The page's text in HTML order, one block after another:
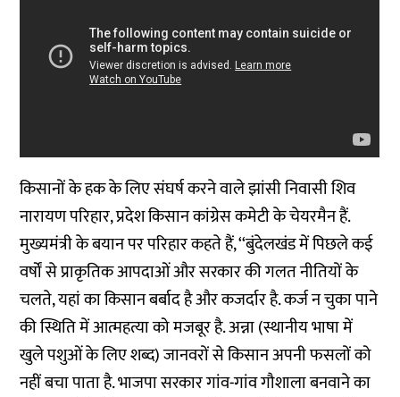
किसानों के हक के लिए संघर्ष करने वाले झांसी निवासी शिव
नारायण परिहार, प्रदेश किसान कांग्रेस कमेटी के चेयरमैन हैं.
मुख्यमंत्री के बयान पर परिहार कहते हैं, ‘‘बुंदेलखंड में पिछले कई
वर्षों से प्राकृतिक आपदाओं और सरकार की गलत नीतियों के
चलते, यहां का किसान बर्बाद है और कजर्दार है. कर्ज न चुका पाने
की स्थिति में आत्महत्या को मजबूर है. अन्ना (स्थानीय भाषा में
खुले पशुओं के लिए शब्द) जानवरों से किसान अपनी फसलों को
नहीं बचा पाता है. भाजपा सरकार गांव-गांव गौशाला बनवाने का